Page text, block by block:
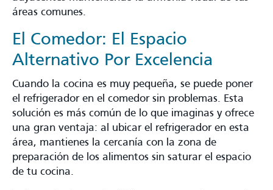
áreas comunes.
El Comedor: El Espacio
Alternativo Por Excelencia
Cuando la cocina es muy pequeña, se puede poner
el refrigerador en el comedor sin problemas. Esta
solución es más común de lo que imaginas y ofrece
una gran ventaja: al ubicar el refrigerador en esta
área, mantienes la cercanía con la zona de
preparación de los alimentos sin saturar el espacio
de tu cocina.